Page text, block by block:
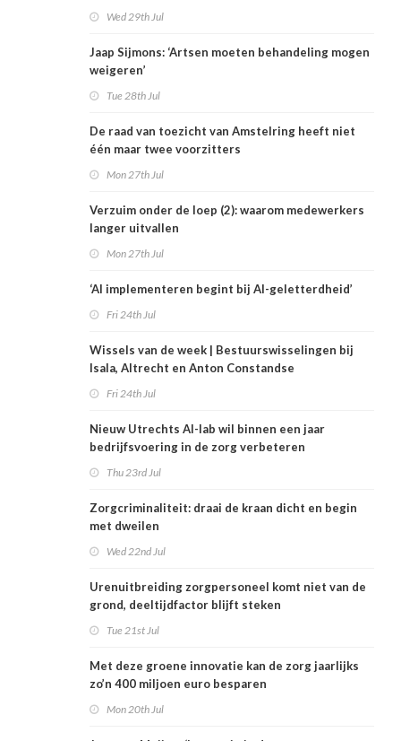
Wed 29th Jul
Jaap Sijmons: ‘Artsen moeten behandeling mogen
weigeren’
Tue 28th Jul
De raad van toezicht van Amstelring heeft niet
één maar twee voorzitters
Mon 27th Jul
Verzuim onder de loep (2): waarom medewerkers
langer uitvallen
Mon 27th Jul
‘AI implementeren begint bij AI-geletterdheid’
Fri 24th Jul
Wissels van de week | Bestuurswisselingen bij
Isala, Altrecht en Anton Constandse
Fri 24th Jul
Nieuw Utrechts AI-lab wil binnen een jaar
bedrijfsvoering in de zorg verbeteren
Thu 23rd Jul
Zorgcriminaliteit: draai de kraan dicht en begin
met dweilen
Wed 22nd Jul
Urenuitbreiding zorgpersoneel komt niet van de
grond, deeltijdfactor blijft steken
Tue 21st Jul
Met deze groene innovatie kan de zorg jaarlijks
zo’n 400 miljoen euro besparen
Mon 20th Jul